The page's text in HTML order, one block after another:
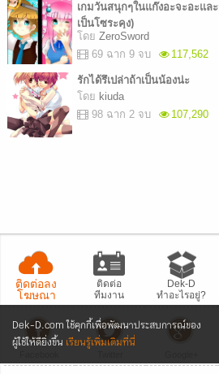
Dek-D.com ใช้คุกกี้เพื่อพัฒนาประสบการณ์ของ
ผู้ใช้ให้ดียิ่งขึ้น เรียนรู้เพิ่มเติมที่นี่
เกมวันสนุกๆในแก๊งอะจะอะแล
เป็นโซระคุง)
โดย ZeroSword
69 ฉาก 9 จบ
117,562
รักได้รึเปล่าถ้าเป็นน้องน่ะ
โดย kiuda
98 ฉาก 2 จบ
107,290
ติดต่อลง
โฆษณา
ติดต่อ
ทีมงาน
Dek-D
ทำอะไรอยู่?